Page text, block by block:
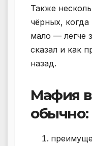
Также
чёрных, когда
мало — легче
сказал и как
назад.
Мафия
обычно: